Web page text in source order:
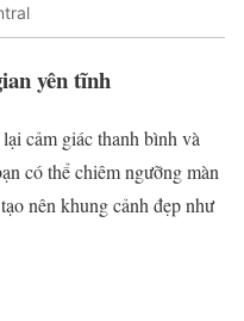
yên tĩnh
cảm giác thanh bình và
có thể chiêm ngưỡng màn
nên khung cảnh đẹp như